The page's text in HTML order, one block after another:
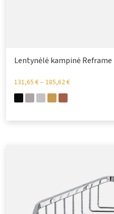
Lentynėlė kampinė Reframe
131,65 €– 185,62€